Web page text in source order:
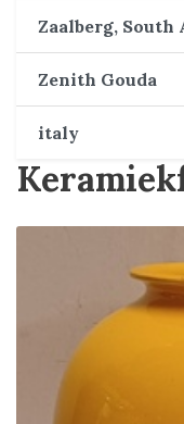
Zaalberg, South
Zenith Gouda
italy